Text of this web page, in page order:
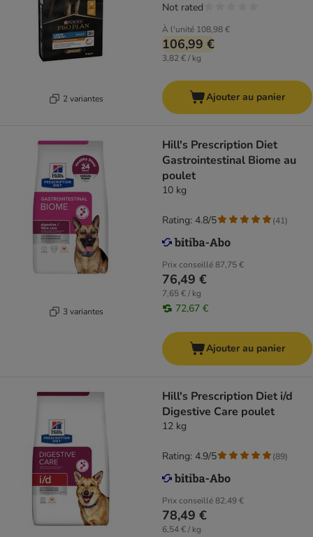
2 variantes
À l'unité 108,98 €
106,99 €
3,82 € / kg
Not rated
Ajouter au panier
3 variantes
Hill's Prescription Diet
Gastrointestinal Biome au
poulet
10 kg
Prix conseillé87,75 €
76,49 €
7,65 € / kg
72,67 €
Rating: 4.8/5 (41)
Ajouter au panier
Hill's Prescription Diet i/d
Digestive Care poulet
12 kg
Prix conseillé82,49 €
78,49 €
6,54 € / kg
Rating: 4.9/5 (89)